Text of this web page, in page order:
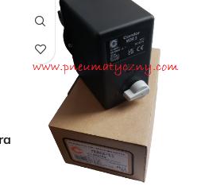
czasowo
by Convert Plus